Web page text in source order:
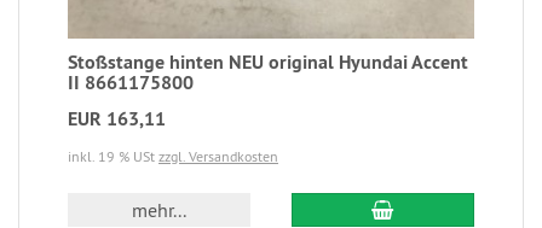
Stoßstange hinten NEU original Hyundai Accent
II 8661175800
EUR 163,11
inkl. 19 % USt zzgl. Versandkosten
mehr...